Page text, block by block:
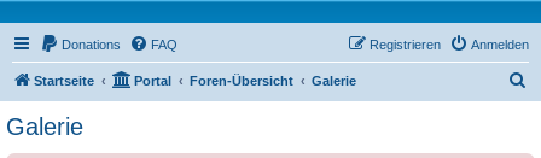
Donations FAQ Anmelden
Registrieren
Startseite Portal Foren-Übersicht Galerie
Galerie